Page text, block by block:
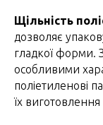
Щільність
дозволяє
гладкої форми.
особливими
поліетиленові
їх